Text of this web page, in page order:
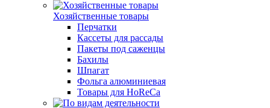
Хозяйственные товары
Перчатки
Кассеты для рассады
Пакеты под саженцы
Бахилы
Шпагат
Фольга алюминиевая
Товары для HoReCa